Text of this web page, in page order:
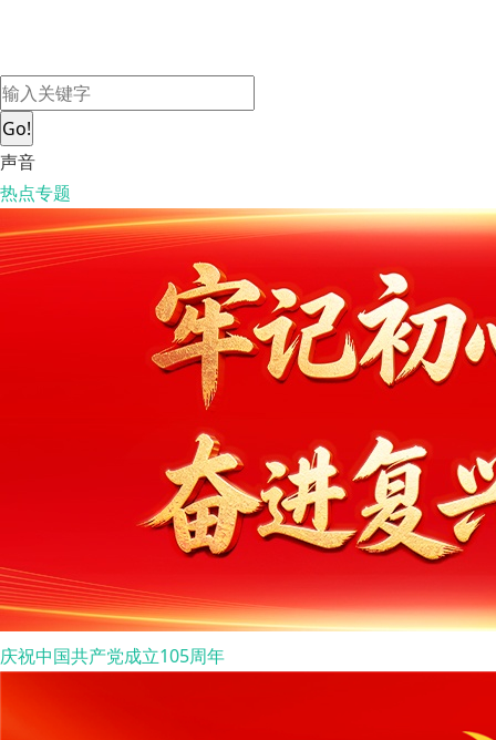
Go!
声音
热点专题
庆祝中国共产党成立105周年